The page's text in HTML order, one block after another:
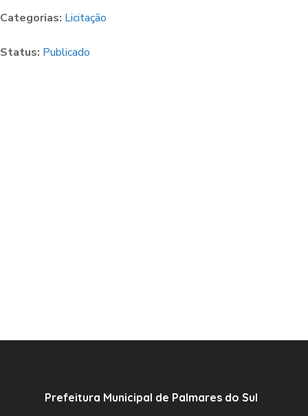
Categorias: Licitação
Status: Publicado
Prefeitura Municipal de Palmares do Sul